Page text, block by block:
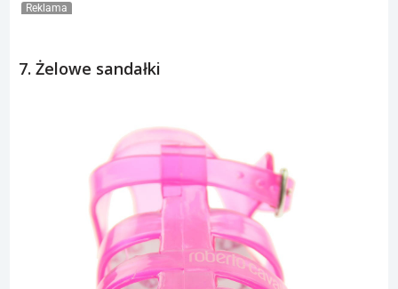
Reklama
7. Żelowe sandałki